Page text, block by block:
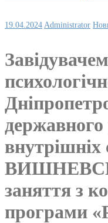
19.04.2024 Administrator
державного
внутрішніх
заняття з
програми